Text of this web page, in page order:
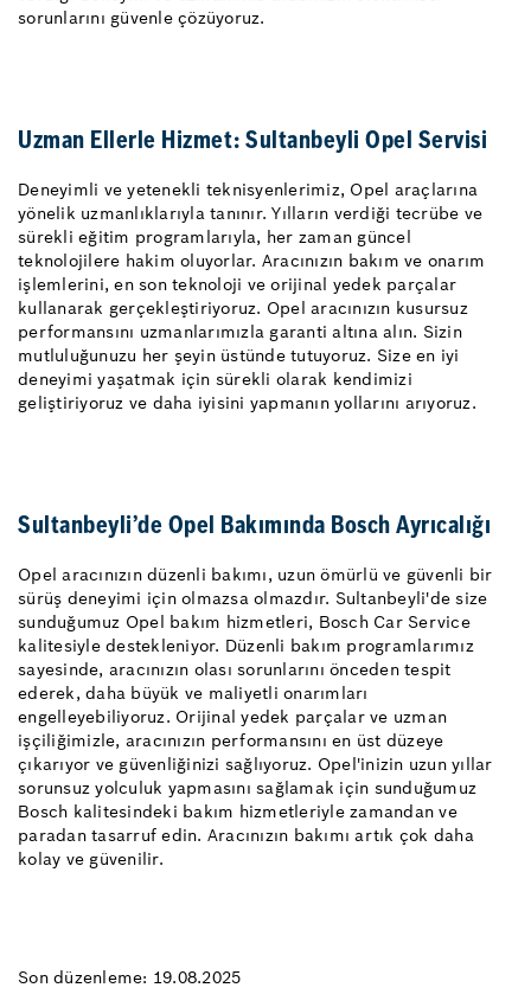
sorunlarını güvenle çözüyoruz.
Uzman Ellerle Hizmet: Sultanbeyli Opel Servisi
Deneyimli ve yetenekli teknisyenlerimiz, Opel araçlarına
yönelik uzmanlıklarıyla tanınır. Yılların verdiği tecrübe ve
sürekli eğitim programlarıyla, her zaman güncel
teknolojilere hakim oluyorlar. Aracınızın bakım ve onarım
işlemlerini, en son teknoloji ve orijinal yedek parçalar
kullanarak gerçekleştiriyoruz. Opel aracınızın kusursuz
performansını uzmanlarımızla garanti altına alın. Sizin
mutluluğunuzu her şeyin üstünde tutuyoruz. Size en iyi
deneyimi yaşatmak için sürekli olarak kendimizi
geliştiriyoruz ve daha iyisini yapmanın yollarını arıyoruz.
Sultanbeyli’de Opel Bakımında Bosch Ayrıcalığı
Opel aracınızın düzenli bakımı, uzun ömürlü ve güvenli bir
sürüş deneyimi için olmazsa olmazdır. Sultanbeyli'de size
sunduğumuz Opel bakım hizmetleri, Bosch Car Service
kalitesiyle destekleniyor. Düzenli bakım programlarımız
sayesinde, aracınızın olası sorunlarını önceden tespit
ederek, daha büyük ve maliyetli onarımları
engelleyebiliyoruz. Orijinal yedek parçalar ve uzman
işçiliğimizle, aracınızın performansını en üst düzeye
çıkarıyor ve güvenliğinizi sağlıyoruz. Opel'inizin uzun yıllar
sorunsuz yolculuk yapmasını sağlamak için sunduğumuz
Bosch kalitesindeki bakım hizmetleriyle zamandan ve
paradan tasarruf edin. Aracınızın bakımı artık çok daha
kolay ve güvenilir.
Son düzenleme: 19.08.2025